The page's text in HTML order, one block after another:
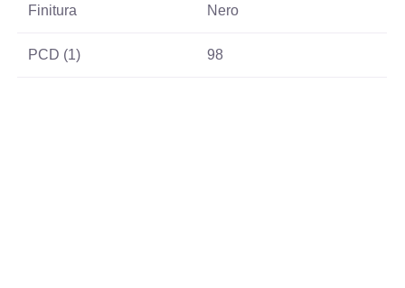
Finitura Nero
PCD (1) 98